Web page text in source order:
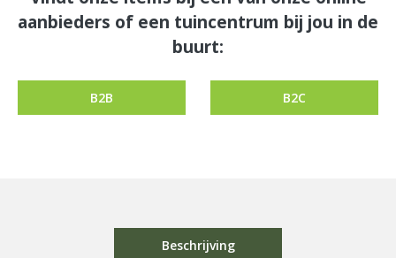
aanbieders of een tuincentrum bij jou in de
buurt:
B2B B2C
Beschrijving